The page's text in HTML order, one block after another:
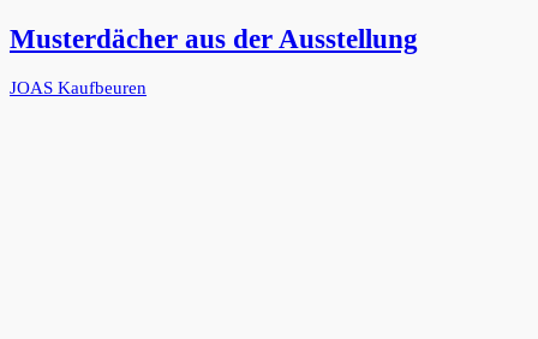
Musterdächer aus der Ausstellung
JOAS Kaufbeuren